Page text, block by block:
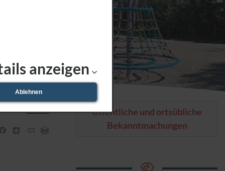
anzeigen
Ablehnen
08.​08.​2026 bis 20.​09.​2026 openart Lausitz
Öffentliche und ortsübliche
Bekanntmachungen